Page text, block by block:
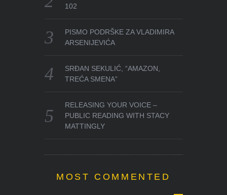
102
PISMO PODRŠKE ZA VLADIMIRA
ARSENIJEVIĆA
SRĐAN SEKULIĆ, “AMAZON,
TREĆA SMENA”
RELEASING YOUR VOICE –
PUBLIC READING WITH STACY
MATTINGLY
MOST COMMENTED